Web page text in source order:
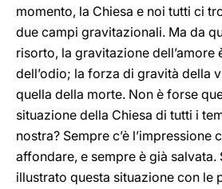
momento, la Chiesa e noi tutti ci
due campi gravitazionali. Ma da
risorto, la gravitazione dell’amore
dell’odio; la forza di gravità della
quella della morte. Non è forse
situazione della Chiesa di tutti i
nostra? Sempre c’è l’impressione
affondare, e sempre è già salvata.
illustrato questa situazione con le